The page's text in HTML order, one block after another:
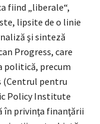
fiind „liberale“,
lipsite de o linie
şi sinteză
Progress, care
politică, precum
(Centrul pentru
Policy Institute
în privinţa finanţării